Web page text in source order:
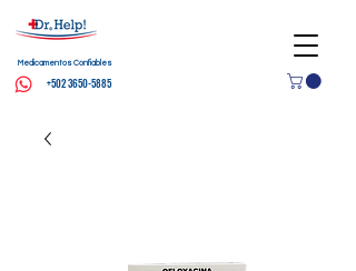
Medicamentos Confiables
+502 3650-5885